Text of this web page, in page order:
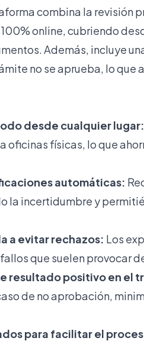
combina la revisión
online, cubriendo
Además, incluye
no se aprueba, lo que
desde cualquier lugar:
físicas, lo que
automáticas:
la incertidumbre y
a evitar rechazos: Los
que suelen provocar
resultado positivo en el
de no aprobación,
para facilitar el